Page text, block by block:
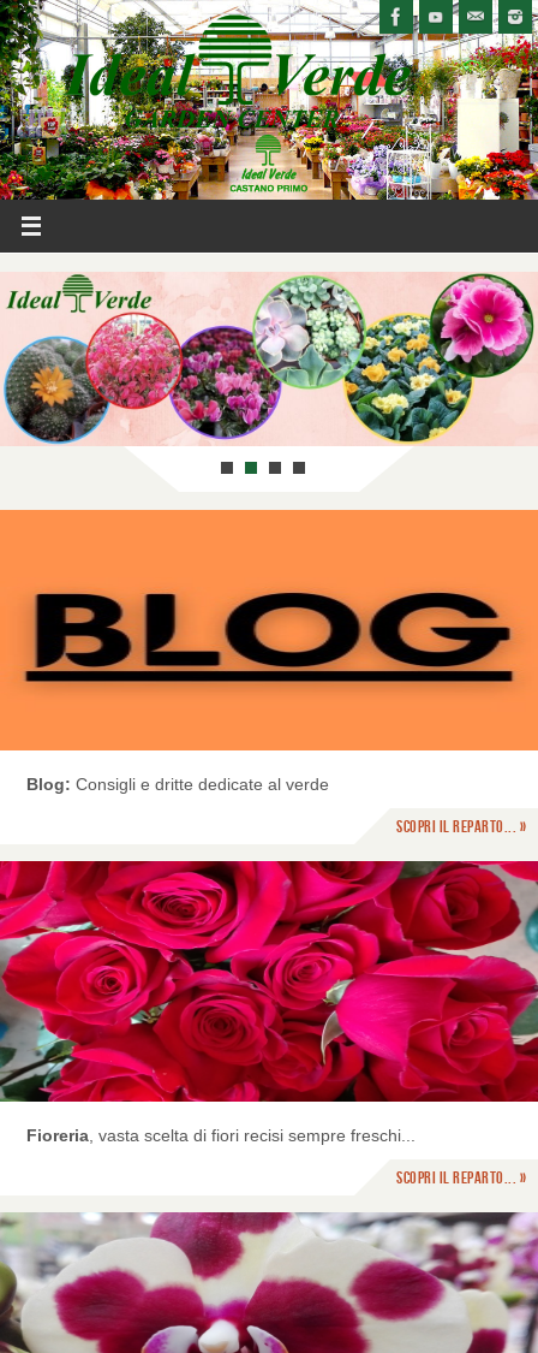
Blog: Consigli e dritte dedicate al verde
Scopri il reparto... »
Fioreria, vasta scelta di fiori recisi sempre freschi...
Scopri il reparto... »